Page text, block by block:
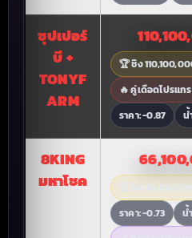
ซุปเปอร์
บี +
TONYF
ARM
🏆 ชิง
🔥 คู่เดือดโปรแก
ราคา: -0.87
น้
8KING
มหาโชค
🏆 ชิง
ราคา: -0.73
น้